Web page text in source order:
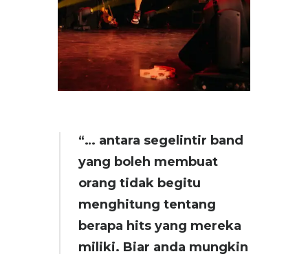
“… antara segelintir band
yang boleh membuat
orang tidak begitu
menghitung tentang
berapa hits yang mereka
miliki. Biar anda mungkin